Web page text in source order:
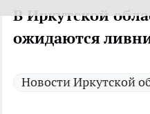
В Иркутской
ожидаются
Новости Иркутской